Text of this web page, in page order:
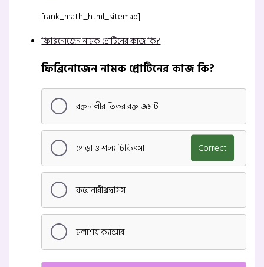
[rank_math_html_sitemap]
ফিব্রিনোজেন নামক প্রোটিনের কাজ কি?
ফিব্রিনোজেন নামক প্রোটিনের কাজ কি?
রক্তনালীর ভিতর রক্ত জমাট
পোড়া ও শল্য চিকিৎসা Correct
করোনারীথ্রম্বসিস
মলাশয় ক্যান্সার